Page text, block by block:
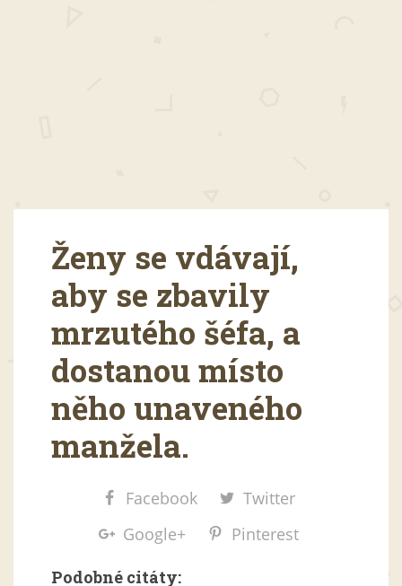
Ženy se vdávají,
aby se zbavily
mrzutého šéfa, a
dostanou místo
něho unaveného
manžela.
Facebook
Twitter
Google+
Pinterest
Podobné citáty: